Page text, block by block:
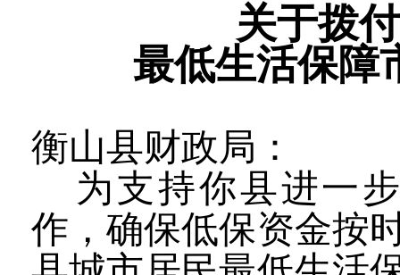
关于拨付
最低生活保障
衡山县财政局：
为支持你县进一
作，确保低保资金按